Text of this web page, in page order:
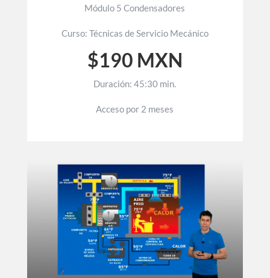
Módulo 5 Condensadores
Curso: Técnicas de Servicio Mecánico
$190 MXN
Duración: 45:30 min.
Acceso por 2 meses